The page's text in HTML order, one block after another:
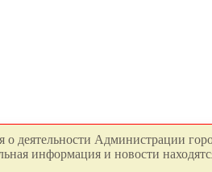
о деятельности Администрации
информация и новости